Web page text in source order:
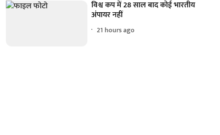
विश्व कप में 28 साल बाद कोई भारतीय
अंपायर नहीं
21 hours ago